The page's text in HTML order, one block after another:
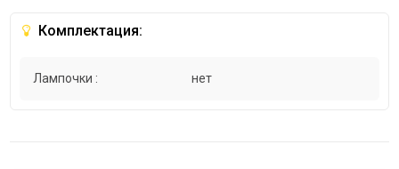
Комплектация:
Лампочки : нет